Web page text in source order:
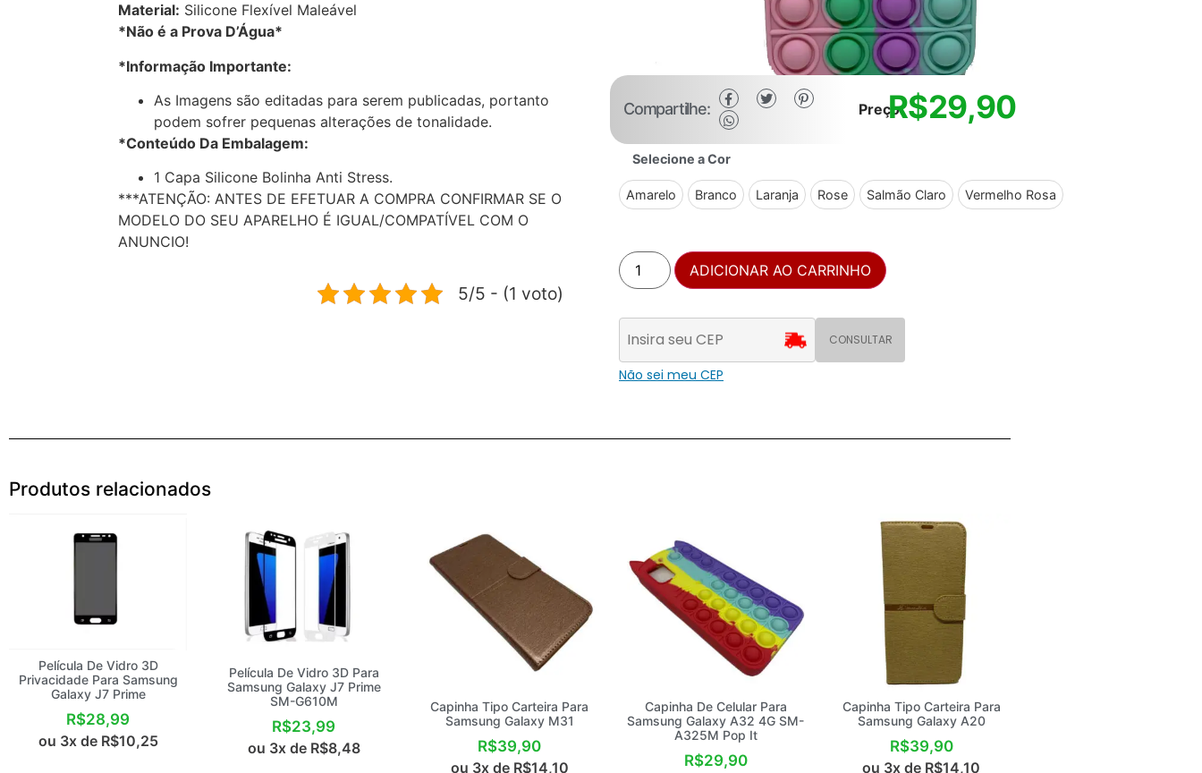
Material: Silicone Flexível Maleável
*Não é a Prova D’Água*
*Informação Importante:
As Imagens são editadas para serem publicadas, portanto
podem sofrer pequenas alterações de tonalidade.
*Conteúdo Da Embalagem:
1 Capa Silicone Bolinha Anti Stress.
***ATENÇÃO: ANTES DE EFETUAR A COMPRA CONFIRMAR SE O
MODELO DO SEU APARELHO É IGUAL/COMPATÍVEL COM O
ANUNCIO!
5/5 - (1 voto)
Preço:
Compartilhe: R$29,90
Selecione a Cor
Amarelo Branco Laranja Rose Salmão Claro Vermelho Rosa
ADICIONAR AO CARRINHO
CONSULTAR
Não sei meu CEP
Produtos relacionados
Película De Vidro 3D
Privacidade Para Samsung
Galaxy J7 Prime
R$28,99
ou 3x de R$10,25
Película De Vidro 3D Para
Samsung Galaxy J7 Prime
SM-G610M
R$23,99
ou 3x de R$8,48
Capinha Tipo Carteira Para
Samsung Galaxy M31
R$39,90
ou 3x de R$14,10
Capinha De Celular Para
Samsung Galaxy A32 4G SM-
A325M Pop It
R$29,90
Capinha Tipo Carteira Para
Samsung Galaxy A20
R$39,90
ou 3x de R$14,10